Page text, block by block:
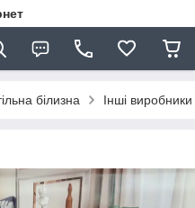
білизна Інші виробники